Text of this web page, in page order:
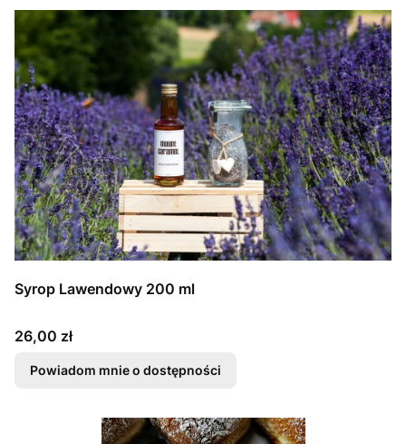
Syrop Lawendowy 200 ml
Cena
26,00 zł
Powiadom mnie o dostępności